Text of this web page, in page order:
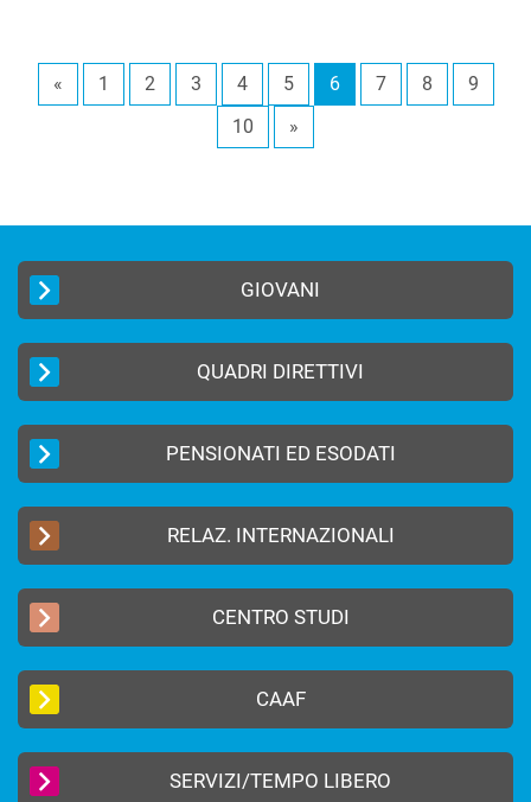
« 1 2 3 4 5 6 7 8
9
10
»
GIOVANI
QUADRI DIRETTIVI
PENSIONATI ED ESODATI
RELAZ. INTERNAZIONALI
CENTRO STUDI
CAAF
SERVIZI/TEMPO LIBERO